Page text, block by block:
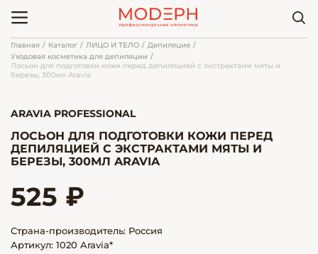
Главная Каталог ЛИЦО И ТЕЛО
Депиляция
Уходовая косметика для депиляции
Лосьон для подготовки кожи перед депиляцией с экстрактами мяты и
березы, 300мл Aravia
ARAVIA PROFESSIONAL
ЛОСЬОН ДЛЯ ПОДГОТОВКИ КОЖИ ПЕРЕД
ДЕПИЛЯЦИЕЙ С ЭКСТРАКТАМИ МЯТЫ И
БЕРЕЗЫ, 300МЛ ARAVIA
525 ₽
Страна-производитель: Россия
Артикул: 1020 Aravia*